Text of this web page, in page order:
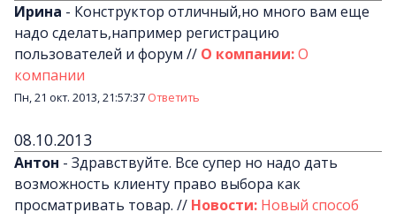
Ирина - Конструктор отличный,но много вам еще
надо сделать,например регистрацию
пользователей и форум // О компании:О
компании
Пн, 21 окт. 2013, 21:57:37 Ответить
08.10.2013
Антон - Здравствуйте. Все супер но надо дать
возможность клиенту право выбора как
просматривать товар. // Новости: Новый способ